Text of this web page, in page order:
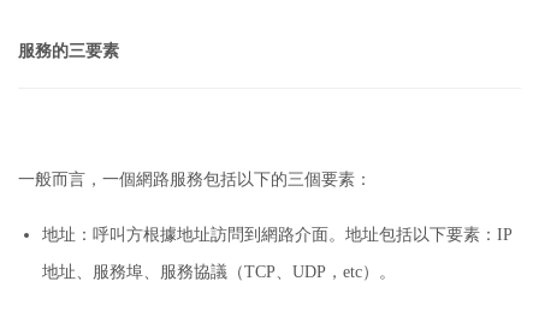
服務的三要素
一般而言，一個網路服務包括以下的三個要素：
地址： 呼叫方根據地址訪問到網路介面。 地址包括以下要素： IP
地址、服務埠、服務協議（TCP、UDP，etc）。